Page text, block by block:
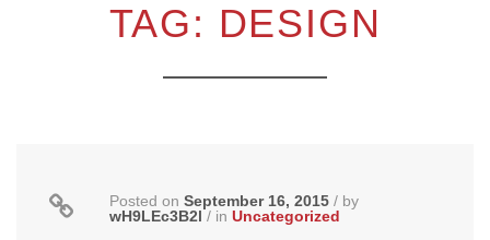
TAG: DESIGN
Posted on September 16, 2015 / by
wH9LEc3B2l / in Uncategorized